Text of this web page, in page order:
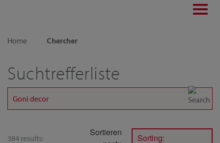
Home
Chercher
Suchtrefferliste
384 results:
Sortieren
Sorting: